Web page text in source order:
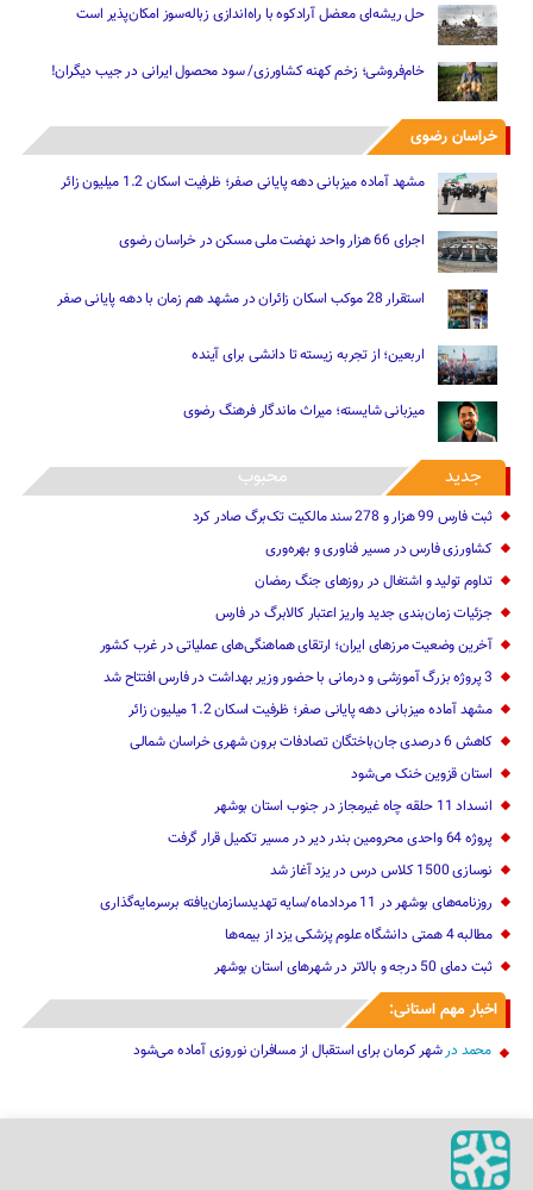
حل ریشه‌ای معضل آرادکوه با راه‌اندازی زباله‌سوز امکان‌پذیر است
خام‌فروشی؛ زخم کهنه کشاورزی/ سود محصول ایرانی در جیب دیگران!
خراسان رضوی
مشهد آماده میزبانی دهه پایانی صفر؛ ظرفیت اسکان 1.2 میلیون زائر
اجرای 66 هزار واحد نهضت ملی مسکن در خراسان رضوی
استقرار 28 موکب اسکان زائران در مشهد هم زمان با دهه پایانی صفر
اربعین؛ از تجربه زیسته تا دانشی برای آینده
میزبانی شایسته؛ میراث ماندگار فرهنگ رضوی
جدید محبوب
ثبت فارس 99 هزار و 278 سند مالکیت تک‌برگ صادر کرد
کشاورزی فارس در مسیر فناوری و بهره‌وری
تداوم تولید و اشتغال در روزهای جنگ رمضان
جزئیات زمان‌بندی جدید واریز اعتبار کالابرگ در فارس
آخرین وضعیت مرزهای ایران؛ ارتقای هماهنگی‌های عملیاتی در غرب کشور
3 پروژه بزرگ آموزشی و درمانی با حضور وزیر بهداشت در فارس افتتاح شد
مشهد آماده میزبانی دهه پایانی صفر؛ ظرفیت اسکان 1.2 میلیون زائر
کاهش 6 درصدی جان‌باختگان تصادفات برون شهری خراسان شمالی
استان قزوین خنک‌ می‌شود
انسداد 11 حلقه چاه غیرمجاز در جنوب استان بوشهر
پروژه 64 واحدی محرومین بندر دیر در مسیر تکمیل قرار گرفت
نوسازی 1500 کلاس درس در یزد آغاز شد
روزنامه‌های بوشهر در 11 مردادماه/سایه تهدیدسازمان‌یافته برسرمایه‌گذاری
مطالبه 4 همتی دانشگاه علوم پزشکی یزد از بیمه‌ها
ثبت دمای 50 درجه و بالاتر در شهرهای استان بوشهر
اخبار مهم استانی:
محمد درشهر کرمان برای استقبال از مسافران نوروزی آماده می‌شود